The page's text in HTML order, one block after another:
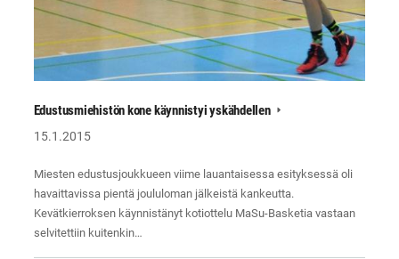
Edustusmiehistön kone käynnistyi yskähdellen
15.1.2015
Miesten edustusjoukkueen viime lauantaisessa esityksessä oli
havaittavissa pientä joululoman jälkeistä kankeutta.
Kevätkierroksen käynnistänyt kotiottelu MaSu-Basketia vastaan
selvitettiin kuitenkin…